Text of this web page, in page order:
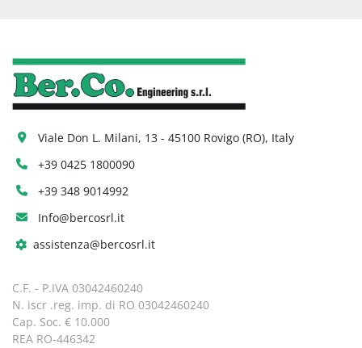
Viale Don L. Milani, 13 - 45100 Rovigo (RO), Italy
+39 0425 1800090
+39 348 9014992
Info@bercosrl.it
assistenza@bercosrl.it
C.F. - P.IVA 03042460240
N. iscr .reg. imp. di RO 03042460240
Cap. Soc. € 10.000
REA RO-446342